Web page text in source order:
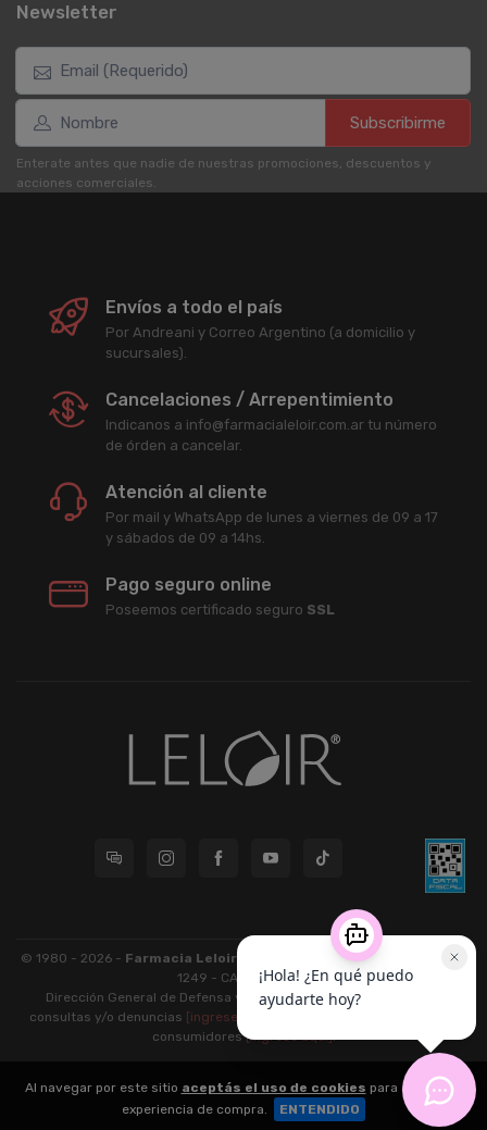
Newsletter
Subscribirme
Enterate antes que nadie de nuestras promociones, descuentos y
acciones comerciales.
Envíos a todo el país
Por Andreani y Correo Argentino (a domicilio y
sucursales).
Cancelaciones / Arrepentimiento
Indicanos a info@farmacialeloir.com.ar tu número
de órden a cancelar.
Atención al cliente
Por mail y WhatsApp de lunes a viernes de 09 a 17
y sábados de 09 a 14hs.
Pago seguro online
Poseemos certificado seguro SSL
© 1980 - 2026 - Farmacia Leloir S.R.L.
| CUIT 33609220789 - Larrea
1249 - CABA - CP 1117
Dirección General de Defensa y Protección al Consumidor: Para
consultas y/o denuncias [ingrese aquí]
consumidores[ingrese aquí].
nubixstore®
v13.08.2
Al navegar por este sitio aceptás el uso de cookies para agilizar tu
experiencia de compra.
ENTENDIDO